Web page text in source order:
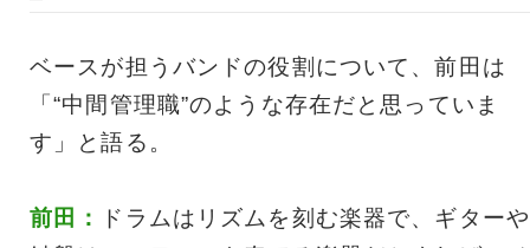
ベースが担うバンドの役割について、前田は
「“中間管理職”のような存在だと思っていま
す」と語る。
前田：
ドラムはリズムを刻む楽器で、ギターや